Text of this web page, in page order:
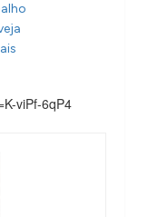
viPf-6qP4